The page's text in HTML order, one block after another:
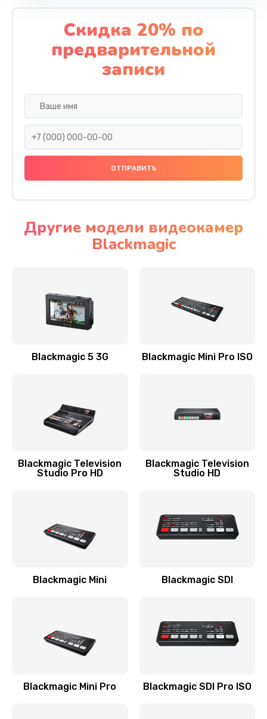
Скидка 20% по
предварительной
записи
Другие модели видеокамер
Blackmagic
Blackmagic 5 3G Blackmagic Mini Pro ISO
Blackmagic Television
Studio Pro HD
Blackmagic Television
Studio HD
Blackmagic Mini Blackmagic SDI
Blackmagic Mini Pro Blackmagic SDI Pro ISO